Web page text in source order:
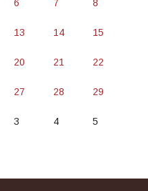
6 7 8
13 14 15
20 21 22
27 28 29
3 4 5